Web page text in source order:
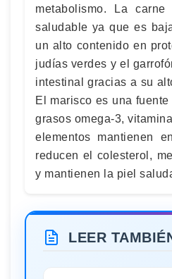
metabolismo. La
saludable ya que es
un alto contenido en
judías verdes y el
intestinal gracias a su
El marisco es una
grasos omega-3,
elementos mantienen
reducen el colesterol,
y mantienen la piel
LEER